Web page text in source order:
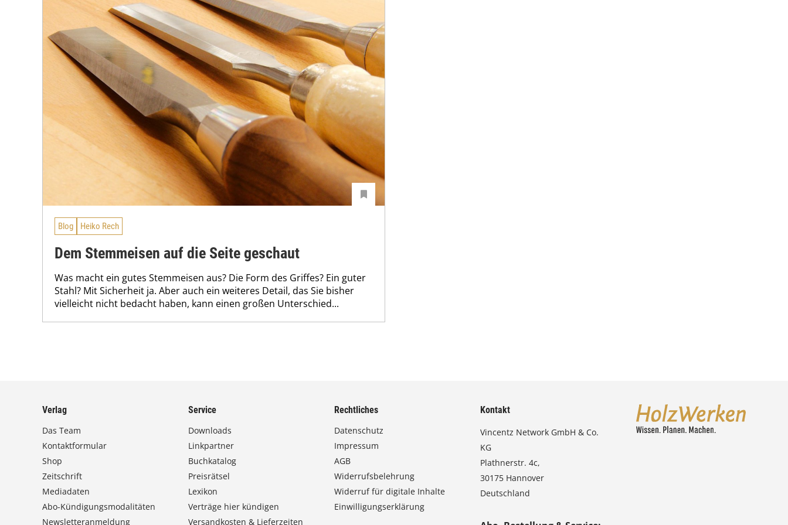
Blog Heiko Rech
Dem Stemmeisen auf die Seite geschaut
Was macht ein gutes Stemmeisen aus? Die Form des Griffes? Ein guter
Stahl? Mit Sicherheit ja. Aber auch ein weiteres Detail, das Sie bisher
vielleicht nicht bedacht haben, kann einen großen Unterschied...
Verlag
Das Team
Kontaktformular
Shop
Zeitschrift
Mediadaten
Abo-Kündigungsmodalitäten
Newsletteranmeldung
Service
Downloads
Linkpartner
Buchkatalog
Preisrätsel
Lexikon
Verträge hier kündigen
Versandkosten & Lieferzeiten
Rechtliches
Datenschutz
Impressum
AGB
Widerrufsbelehrung
Widerruf für digitale Inhalte
Einwilligungserklärung
Kontakt
Vincentz Network GmbH & Co.
KG
Plathnerstr. 4c,
30175 Hannover
Deutschland